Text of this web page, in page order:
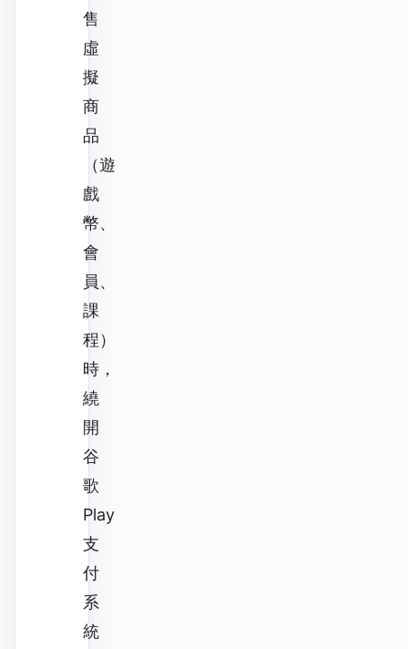
售
虛
擬
商
品
（遊
戲
幣、
會
員、
課
程）
時，
繞
開
谷
歌
Play
支
付
系
統